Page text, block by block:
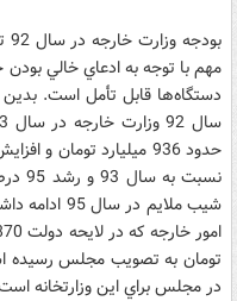
مهم با توجه به ادعاي خالي
شيب ملايم
تومان به تصويب مجلس ‌رسيده
در مجلس براي اين وزارتخانه